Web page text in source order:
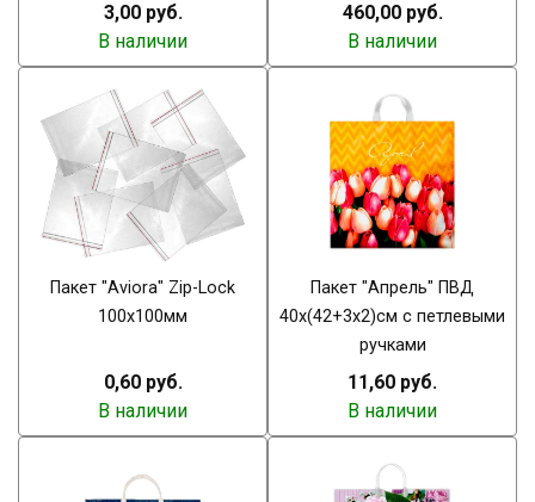
3,00 руб.
В наличии
460,00 руб.
В наличии
Пакет "Aviora" Zip-Lock
100х100мм
0,60 руб.
В наличии
Пакет "Апрель" ПВД
40х(42+3х2)см с петлевыми
ручками
11,60 руб.
В наличии